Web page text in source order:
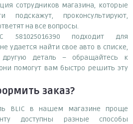
сотрудников магазина, которые
подскажут, проконсультируют,
на все вопросы.
581025016390 подходит для
удается найти свое авто в списке,
деталь – обращайтесь к
помогут вам быстро решить эту
заказ?
BLIC в нашем магазине проще
доступны разные способы